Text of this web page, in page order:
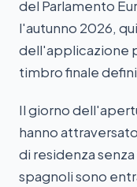
del Parlamento
l'autunno 2026,
dell'applicazione
timbro finale
Il giorno
hanno
di residenza
spagnoli sono